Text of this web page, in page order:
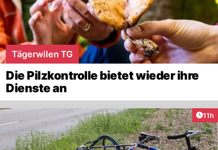
Tägerwilen TG
Die Pilzkontrolle bietet wieder ihre
Dienste an
11h